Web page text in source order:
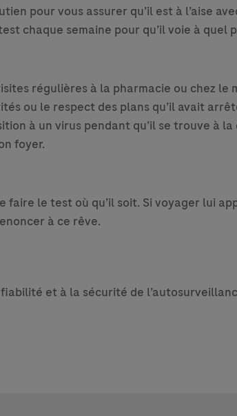
pour vous assurer qu’il est à l’aise
chaque semaine pour qu’il voie à quel
régulières à la pharmacie ou chez le
ou le respect des plans qu’il avait
à un virus pendant qu’il se trouve à
foyer.
faire le test où qu’il soit. Si voyager lui
à ce rêve.
et à la sécurité de